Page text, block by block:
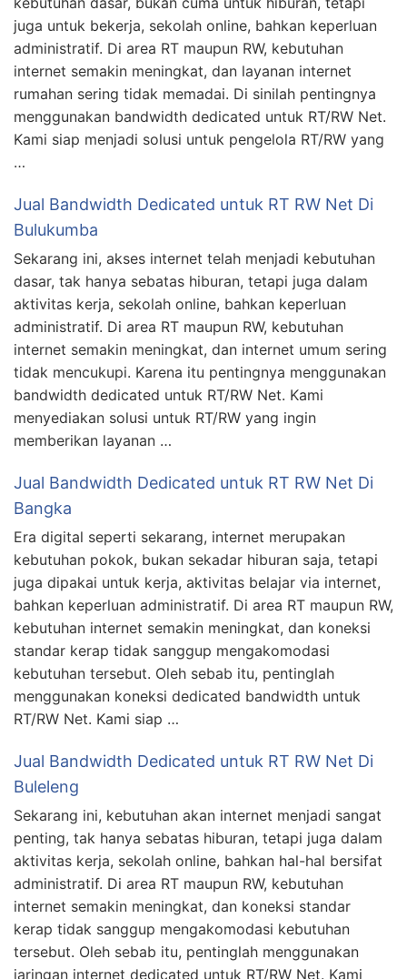
juga untuk bekerja, sekolah online, bahkan keperluan
administratif. Di area RT maupun RW, kebutuhan
internet semakin meningkat, dan layanan internet
rumahan sering tidak memadai. Di sinilah pentingnya
menggunakan bandwidth dedicated untuk RT/RW Net.
Kami siap menjadi solusi untuk pengelola RT/RW yang
…
Jual Bandwidth Dedicated untuk RT RW Net Di
Bulukumba
Sekarang ini, akses internet telah menjadi kebutuhan
dasar, tak hanya sebatas hiburan, tetapi juga dalam
aktivitas kerja, sekolah online, bahkan keperluan
administratif. Di area RT maupun RW, kebutuhan
internet semakin meningkat, dan internet umum sering
tidak mencukupi. Karena itu pentingnya menggunakan
bandwidth dedicated untuk RT/RW Net. Kami
menyediakan solusi untuk RT/RW yang ingin
memberikan layanan …
Jual Bandwidth Dedicated untuk RT RW Net Di
Bangka
Era digital seperti sekarang, internet merupakan
kebutuhan pokok, bukan sekadar hiburan saja, tetapi
juga dipakai untuk kerja, aktivitas belajar via internet,
bahkan keperluan administratif. Di area RT maupun RW,
kebutuhan internet semakin meningkat, dan koneksi
standar kerap tidak sanggup mengakomodasi
kebutuhan tersebut. Oleh sebab itu, pentinglah
menggunakan koneksi dedicated bandwidth untuk
RT/RW Net. Kami siap …
Jual Bandwidth Dedicated untuk RT RW Net Di
Buleleng
Sekarang ini, kebutuhan akan internet menjadi sangat
penting, tak hanya sebatas hiburan, tetapi juga dalam
aktivitas kerja, sekolah online, bahkan hal-hal bersifat
administratif. Di area RT maupun RW, kebutuhan
internet semakin meningkat, dan koneksi standar
kerap tidak sanggup mengakomodasi kebutuhan
tersebut. Oleh sebab itu, pentinglah menggunakan
jaringan internet dedicated untuk RT/RW Net. Kami